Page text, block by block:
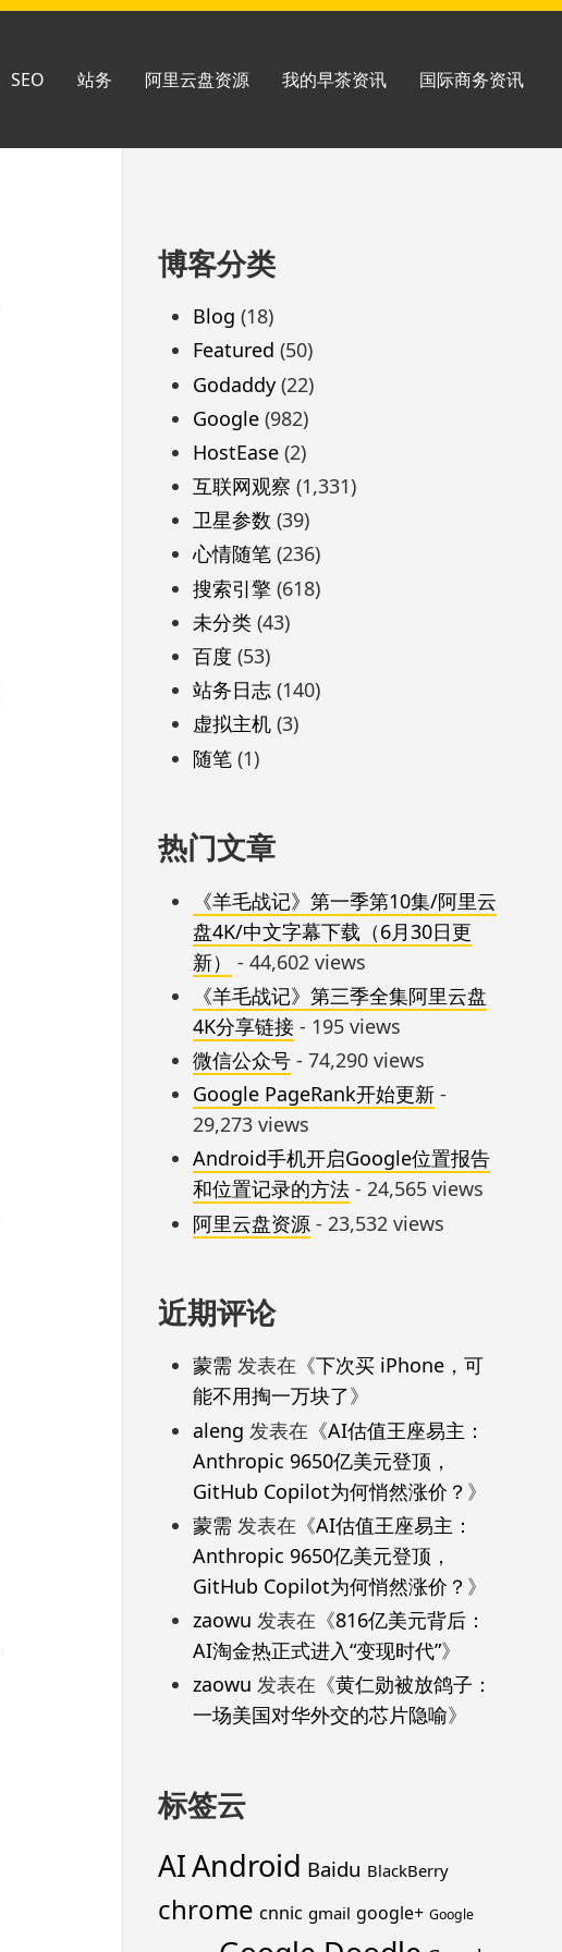
SEO 站务 阿里云盘资源 我的早茶资讯 国际商务资讯
至
脚
博客分类
Blog (18)
Featured (50)
Godaddy(22)
Google(982)
HostEase(2)
互联网观察 (1,331)
卫星参数 (39)
心情随笔(236)
搜索引擎 (618)
未分类(43)
百度 (53)
站务日志(140)
虚拟主机(3)
随笔(1)
热门文章
《羊毛战记》第一季第10集/阿里云
盘4K/中文字幕下载（6月30日更
新）
- 44,602 views
《羊毛战记》第三季全集阿里云盘
4K分享链接- 195 views
微信公众号- 74,290 views
Google PageRank开始更新-
29,273 views
Android手机开启Google位置报告
和位置记录的方法- 24,565 views
阿里云盘资源- 23,532 views
近期评论
蒙需发表在《下次买 iPhone，可
能不用掏一万块了》
aleng 发表在《AI估值王座易主：
Anthropic 9650亿美元登顶，
GitHub Copilot为何悄然涨价？ 》
蒙需发表在《AI估值王座易主：
Anthropic 9650亿美元登顶，
GitHub Copilot为何悄然涨价？ 》
zaowu 发表在《816亿美元背后：
AI淘金热正式进入“变现时代”》
zaowu 发表在《黄仁勋被放鸽子：
一场美国对华外交的芯片隐喻》
标签云
AIAndroid Baidu BlackBerry
chrome cnnic gmail google+ Google